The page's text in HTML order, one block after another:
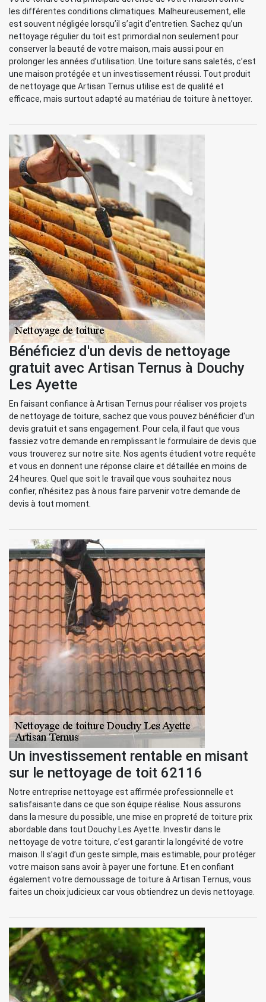
les différentes conditions climatiques. Malheureusement, elle
est souvent négligée lorsqu’il s’agit d’entretien. Sachez qu’un
nettoyage régulier du toit est primordial non seulement pour
conserver la beauté de votre maison, mais aussi pour en
prolonger les années d’utilisation. Une toiture sans saletés, c’est
une maison protégée et un investissement réussi. Tout produit
de nettoyage que Artisan Ternus utilise est de qualité et
efficace, mais surtout adapté au matériau de toiture à nettoyer.
Bénéficiez d'un devis de nettoyage
gratuit avec Artisan Ternus à Douchy
Les Ayette
En faisant confiance à Artisan Ternus pour réaliser vos projets
de nettoyage de toiture, sachez que vous pouvez bénéficier d'un
devis gratuit et sans engagement. Pour cela, il faut que vous
fassiez votre demande en remplissant le formulaire de devis que
vous trouverez sur notre site. Nos agents étudient votre requête
et vous en donnent une réponse claire et détaillée en moins de
24 heures. Quel que soit le travail que vous souhaitez nous
confier, n'hésitez pas à nous faire parvenir votre demande de
devis à tout moment.
Un investissement rentable en misant
sur le nettoyage de toit 62116
Notre entreprise nettoyage est affirmée professionnelle et
satisfaisante dans ce que son équipe réalise. Nous assurons
dans la mesure du possible, une mise en propreté de toiture prix
abordable dans tout Douchy Les Ayette. Investir dans le
nettoyage de votre toiture, c’est garantir la longévité de votre
maison. Il s’agit d’un geste simple, mais estimable, pour protéger
votre maison sans avoir à payer une fortune. Et en confiant
également votre demoussage de toiture à Artisan Ternus, vous
faites un choix judicieux car vous obtiendrez un devis nettoyage.